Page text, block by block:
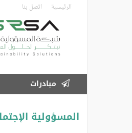
الرئيسية اتصل بنا
مبادرات
المسؤولية